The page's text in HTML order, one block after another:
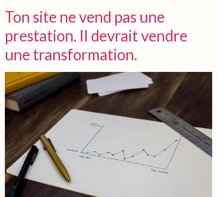
Ton site ne vend pas une
prestation. Il devrait vendre
une transformation.